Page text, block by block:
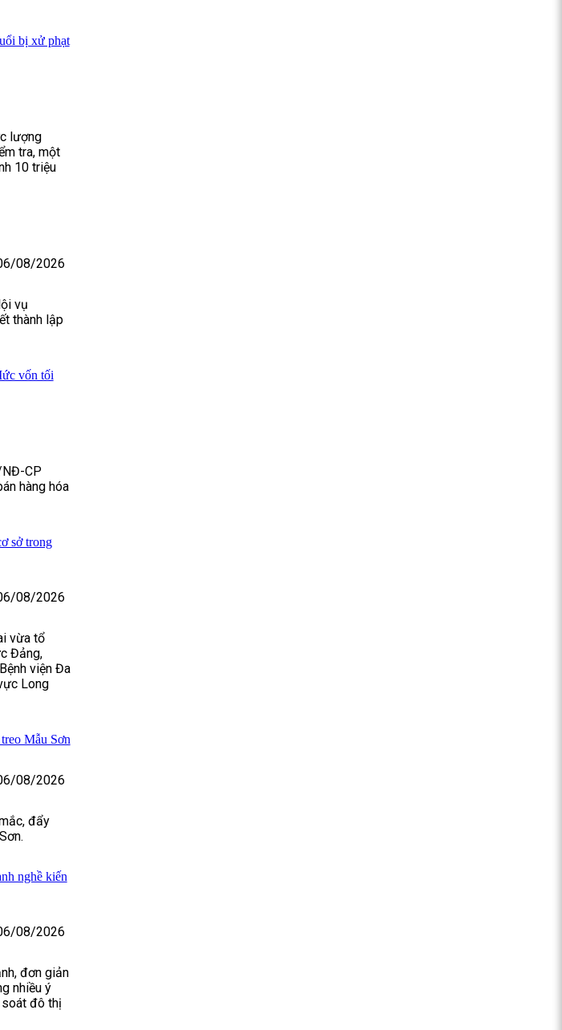
bị xử phạt
lượng
tra, một
10 triệu
08/2026
vụ
thành lập
vốn tối
CP
hàng hóa
sở trong
08/2026
vừa tổ
Đảng,
viện Đa
Long
Mẫu Sơn
08/2026
đẩy
nghề kiến
08/2026
đơn giản
nhiều ý
soát đô thị